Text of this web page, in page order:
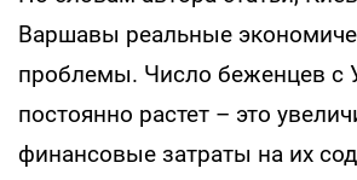
Варшавы реальные
проблемы. Число беженцев с
постоянно растет – это
финансовые затраты на их